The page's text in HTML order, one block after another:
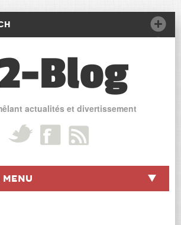
Blog
actualités et divertissement